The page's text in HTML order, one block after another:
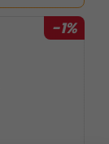
-1%